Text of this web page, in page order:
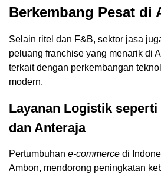
Berkembang Pesat di
Selain ritel dan F&B, sektor jasa
peluang franchise yang menarik di
terkait dengan perkembangan
modern.
Layanan Logistik seperti
dan Anteraja
Pertumbuhan e-commerce di
Ambon, mendorong peningkatan